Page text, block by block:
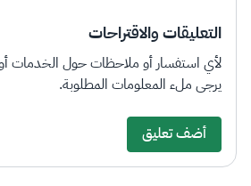
التعليقات والاقتراحات
لأي استفسار أو ملاحظات حول الخدمات
يرجى ملء المعلومات المطلوبة.
أضف تعليق